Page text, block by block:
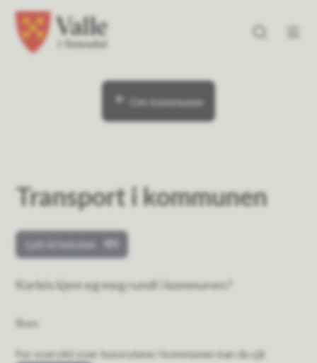
Valle kommune
Om kommunen
Transport i kommunen
Lytt til teksten
Korleis kjem eg meg rundt i kommunen?
Buss
For oversikt over bussrutene i kommunen kan du sjå